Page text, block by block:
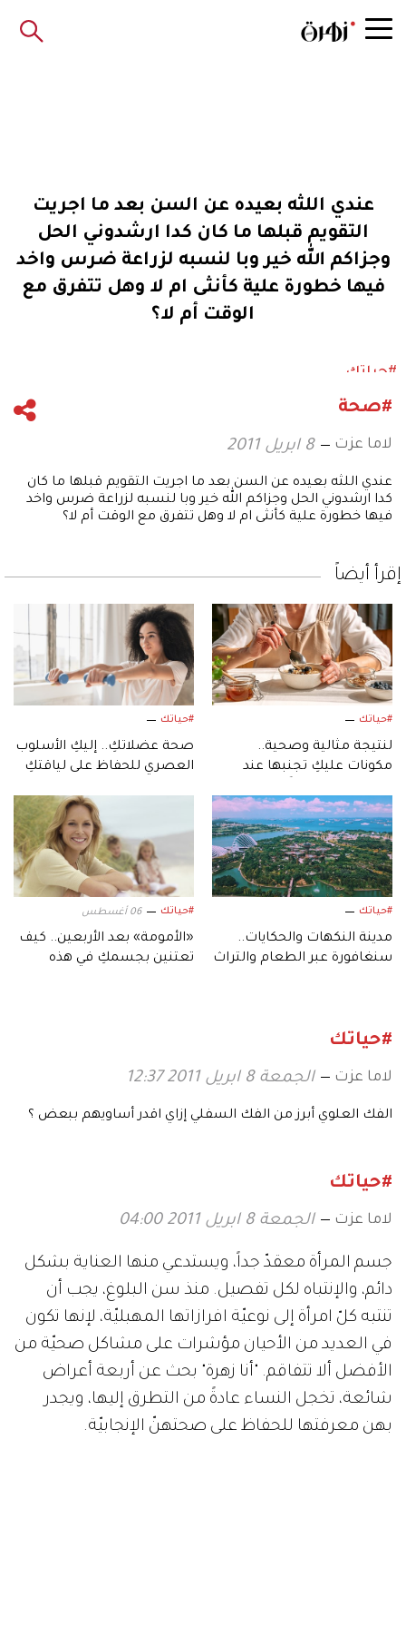
عندي اللثه بعيده عن السن بعد ما اجريت
التقويم قبلها ما كان كدا ارشدوني الحل
وجزاكم الله خير وبا لنسبه لزراعة ضرس واخد
فيها خطورة علية كأنثى ام لا وهل تتفرق مع
الوقت أم لا؟
#حياتك
#صحة
لاما عزت 8 ابريل 2011
عندي اللثه بعيده عن السن بعد ما اجريت التقويم قبلها ما كان
كدا ارشدوني الحل وجزاكم الله خير وبا لنسبه لزراعة ضرس واخد
فيها خطورة علية كأنثى ام لا وهل تتفرق مع الوقت أم لا؟
إقرأ أيضاً
#حياتك
لنتيجة مثالية وصحية..
مكونات عليكِ تجنبها عند
#حياتك
صحة عضلاتكِ.. إليكِ الأسلوب
العصري للحفاظ على لياقتكِ
#حياتك
مدينة النكهات والحكايات..
سنغافورة عبر الطعام والتراث
#حياتك 06 أغسطس
«الأمومة» بعد الأربعين.. كيف
تعتنين بجسمكِ في هذه
#حياتك
لاما عزت الجمعة 8 ابريل 2011 12:37
الفك العلوي أبرز من الفك السفلي إزاي اقدر أساويهم ببعض ؟
#حياتك
لاما عزت الجمعة 8 ابريل 2011 04:00
جسم المرأة معقدّ جداً، ويستدعي منها العناية بشكل
دائم، والإنتباه لكل تفصيل. منذ سن البلوغ، يجب أن
تنتبه كلّ امرأة إلى نوعيّة افرازاتها المهبليّة، لإنها تكون
في العديد من الأحيان مؤشرات على مشاكل صحيّة من
الأفضل ألا تتفاقم. "أنا زهرة" بحث عن أربعة أعراض
شائعة، تخجل النساء عادةً من التطرق إليها، ويجدر
بهن معرفتها للحفاظ على صحتهنّ الإنجابيّة.